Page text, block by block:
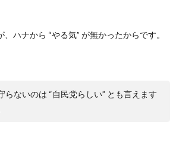
ハナから “やる気” が無かったからです。
らないのは “自民党らしい” とも言えます